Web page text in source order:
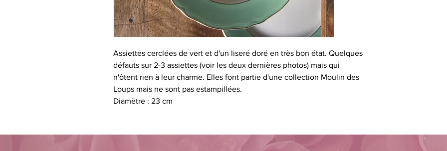
Assiettes cerclées de vert et d'un liseré doré en très bon état. Quelques
défauts sur 2-3 assiettes (voir les deux dernières photos) mais qui
n'ôtent rien à leur charme. Elles font partie d'une collection Moulin des
Loups mais ne sont pas estampillées.
Diamètre : 23 cm